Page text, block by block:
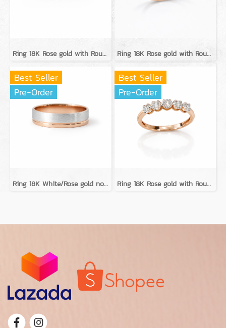
Ring 18K Rose gold with Round Diamond Ring 18K Rose gold with Round Diamond
Best Seller
Pre-Order
Ring 18K White/Rose gold no diamond
Best Seller
Pre-Order
Ring 18K Rose gold with Round Diamond